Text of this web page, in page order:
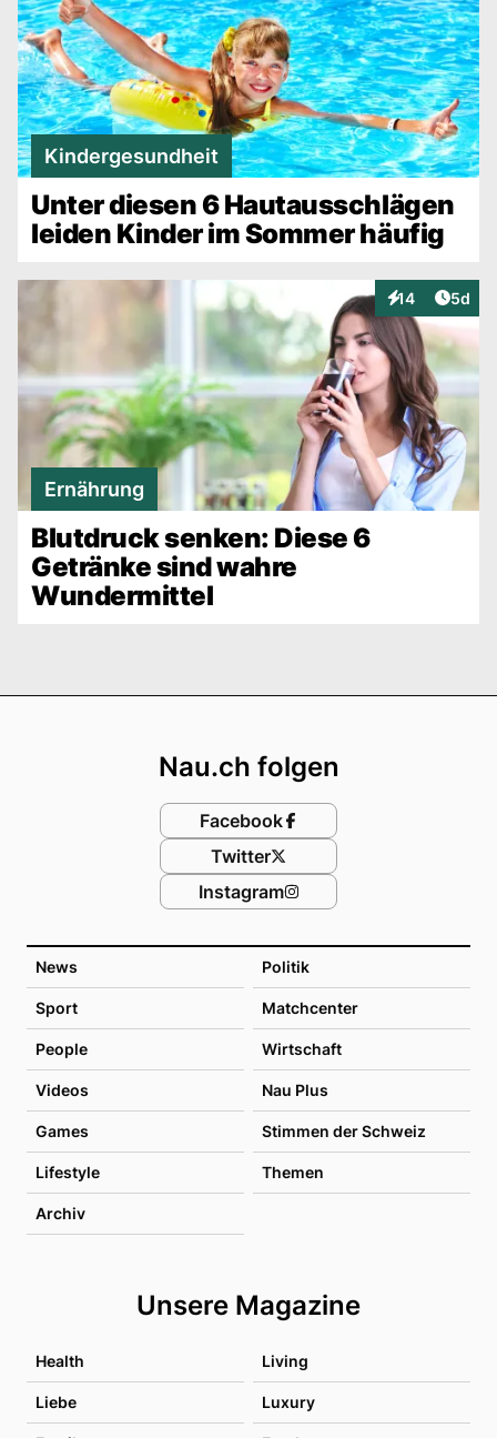
Kindergesundheit
Unter diesen 6 Hautausschlägen
leiden Kinder im Sommer häufig
14
Interaktionen
5d
Ernährung
Blutdruck senken: Diese 6
Getränke sind wahre
Wundermittel
News Politik
Sport Matchcenter
People Wirtschaft
Videos Nau Plus
Games Stimmen der Schweiz
Lifestyle Themen
Archiv
Unsere Magazine
Health Living
Liebe Luxury
Nau.ch folgen
Facebook
Twitter
Instagram